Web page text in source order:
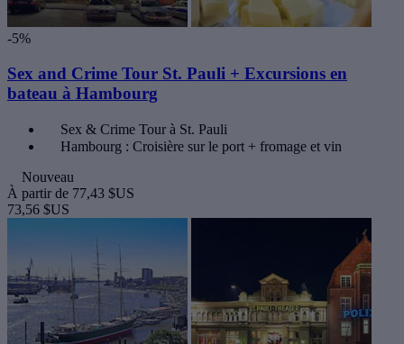
-5%
Sex and Crime Tour St. Pauli + Excursions en
bateau à Hambourg
Sex & Crime Tour à St. Pauli
Hambourg : Croisière sur le port + fromage et vin
Nouveau
À partir de 77,43 $US
73,56 $US